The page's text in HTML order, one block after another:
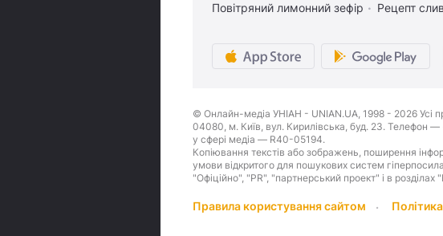
Повітряний лимонний зефір
Рецепт
© Онлайн-медіа УНІАН - UNIAN.UA, 1998 - 2026 Усі
04080, м. Київ, вул. Кирилівська, буд. 23. Телефон
у сфері медіа — R40-05194.
Копіювання текстів або зображень, поширення
умови відкритого для пошукових систем
"Офіційно", "PR", "партнерський проект" і в
Правила користування сайтом